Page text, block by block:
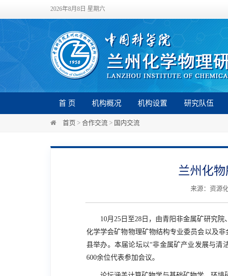
2026年8月8日 星期六
首 页 机构概况 机构设置 研究队伍
首页 > 合作交流 > 国内交流
兰州化
来源：资源
10月 25 日至28 日，由青阳非金属矿研究
化学学会矿物物理矿物结构专业委员会以及
县举办。本届论坛以“非金属矿产业发展与清
600余位代表参加会议。